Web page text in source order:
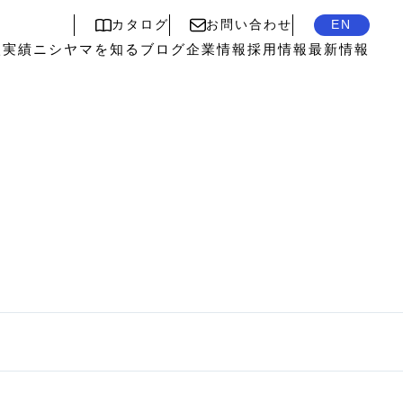
績ニシヤマを知る ブログ企業情報採用情報最新情報
カタログ お問い合わせ EN